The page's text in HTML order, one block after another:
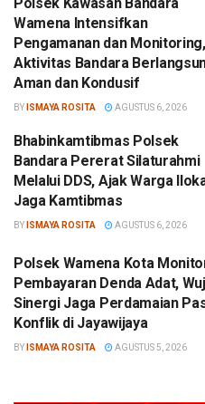
Wamena Intensifkan
Pengamanan dan Monitoring,
Aktivitas Bandara
Aman dan Kondusif
BY ISMAYA ROSITA AGUSTUS 6, 2026
Bhabinkamtibmas Polsek
Bandara Pererat Silaturahmi
Melalui DDS, Ajak Warga
Jaga Kamtibmas
BY ISMAYA ROSITA AGUSTUS 6, 2026
Polsek Wamena Kota
Pembayaran Denda Adat,
Sinergi Jaga Perdamaian
Konflik di Jayawijaya
BY ISMAYA ROSITA AGUSTUS 5, 2026